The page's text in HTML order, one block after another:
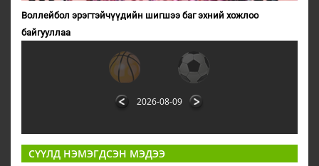
Воллейбол эрэгтэйчүүдийн шигшээ баг эхний хожлоо
байгууллаа
2026-08-09
СҮҮЛД НЭМЭГДСЭН МЭДЭЭ